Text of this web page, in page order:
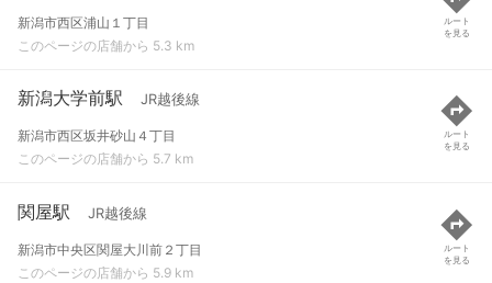
新潟市西区浦山１丁目
このページの店舗から 5.3 km
ルート
を見る
新潟大学前駅 JR越後線
新潟市西区坂井砂山４丁目
このページの店舗から 5.7 km
ルート
を見る
関屋駅 JR越後線
新潟市中央区関屋大川前２丁目
このページの店舗から 5.9 km
ルート
を見る